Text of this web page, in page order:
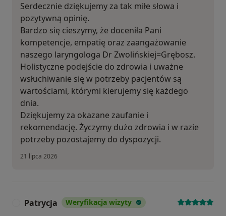
Serdecznie dziękujemy za tak miłe słowa i
pozytywną opinię.
Bardzo się cieszymy, że doceniła Pani
kompetencje, empatię oraz zaangażowanie
naszego laryngologa Dr Zwolińskiej=Grębosz.
Holistyczne podejście do zdrowia i uważne
wsłuchiwanie się w potrzeby pacjentów są
wartościami, którymi kierujemy się każdego
dnia.
Dziękujemy za okazane zaufanie i
rekomendację. Życzymy dużo zdrowia i w razie
potrzeby pozostajemy do dyspozycji.
21 lipca 2026
Patrycja Weryfikacja wizyty